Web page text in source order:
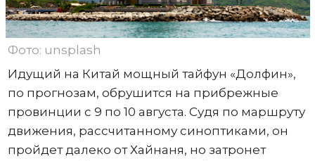
Фото: unsplash
Идущий на Китай мощный тайфун «Долфин»,
по прогнозам, обрушится на прибрежные
провинции с 9 по 10 августа. Судя по маршруту
движения, рассчитанному синоптиками, он
пройдет далеко от Хайнаня, но затронет